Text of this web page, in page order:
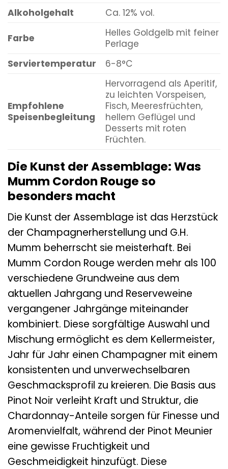
Alkoholgehalt
Ca. 12% vol.
Farbe
Helles Goldgelb mit feiner
Perlage
Serviertemperatur
6-8°C
Empfohlene
Speisenbegleitung
Hervorragend als Aperitif,
zu leichten Vorspeisen,
Fisch, Meeresfrüchten,
hellem Geflügel und
Desserts mit roten
Früchten.
Die Kunst der Assemblage: Was
Mumm Cordon Rouge so
besonders macht
Die Kunst der Assemblage ist das Herzstück
der Champagnerherstellung und G.H.
Mumm beherrscht sie meisterhaft. Bei
Mumm Cordon Rouge werden mehr als 100
verschiedene Grundweine aus dem
aktuellen Jahrgang und Reserveweine
vergangener Jahrgänge miteinander
kombiniert. Diese sorgfältige Auswahl und
Mischung ermöglicht es dem Kellermeister,
Jahr für Jahr einen Champagner mit einem
konsistenten und unverwechselbaren
Geschmacksprofil zu kreieren. Die Basis aus
Pinot Noir verleiht Kraft und Struktur, die
Chardonnay-Anteile sorgen für Finesse und
Aromenvielfalt, während der Pinot Meunier
eine gewisse Fruchtigkeit und
Geschmeidigkeit hinzufügt. Diese